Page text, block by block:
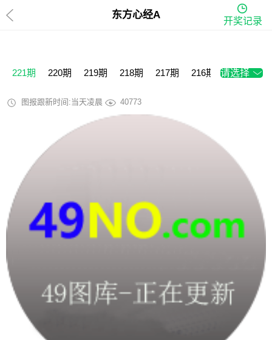
东方心经A
开奖记录
221期 220期 219期 218期 217期 216期 215期
请选择
图报跟新时间:当天凌晨 40773